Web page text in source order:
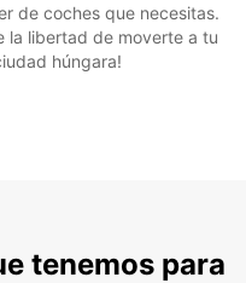
de coches que necesitas.
la libertad de moverte a tu
húngara!
tenemos para